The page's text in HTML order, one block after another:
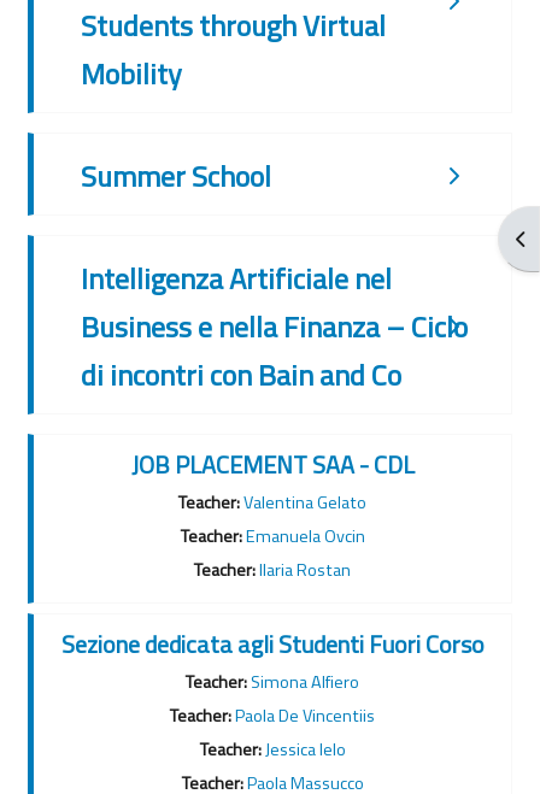
Students through Virtual
Mobility
Summer School
Intelligenza Artificiale nel
Business e nella Finanza – Ciclo
di incontri con Bain and Co
JOB PLACEMENT SAA - CDL
Teacher:Valentina Gelato
Teacher:Emanuela Ovcin
Teacher:Ilaria Rostan
Sezione dedicata agli Studenti Fuori Corso
Teacher:Simona Alfiero
Teacher:Paola De Vincentiis
Teacher:Jessica Ielo
Teacher:Paola Massucco